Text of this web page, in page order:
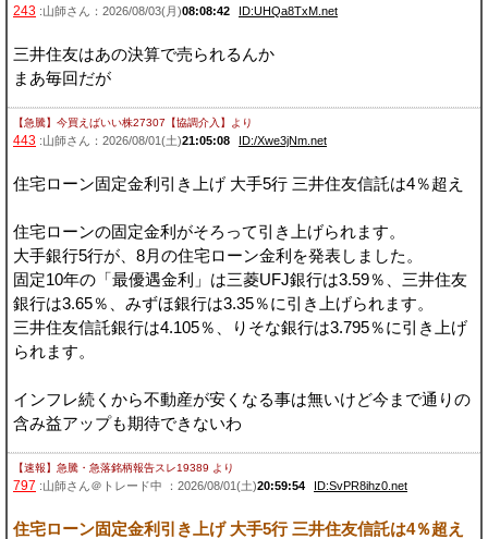
243 :山師さん：2026/08/03(月)08:08:42 ID:UHQa8TxM.net
三井住友はあの決算で売られるんか
まあ毎回だが
【急騰】今買えばいい株27307【協調介入】 より
443 :山師さん：2026/08/01(土)21:05:08 ID:/Xwe3jNm.net
住宅ローン固定金利引き上げ 大手5行 三井住友信託は4％超え
住宅ローンの固定金利がそろって引き上げられます。
大手銀行5行が、8月の住宅ローン金利を発表しました。
固定10年の「最優遇金利」は三菱UFJ銀行は3.59％、三井住友
銀行は3.65％、みずほ銀行は3.35％に引き上げられます。
三井住友信託銀行は4.105％、りそな銀行は3.795％に引き上げ
られます。
インフレ続くから不動産が安くなる事は無いけど今まで通りの
含み益アップも期待できないわ
【速報】急騰・急落銘柄報告スレ19389 より
797 :山師さん＠トレード中 ：2026/08/01(土)20:59:54 ID:SvPR8ihz0.net
住宅ローン固定金利引き上げ 大手5行 三井住友信託は4％超え